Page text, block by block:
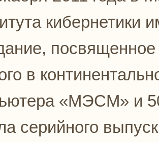
кибернетики
в
«МЭСМ» и
серийного